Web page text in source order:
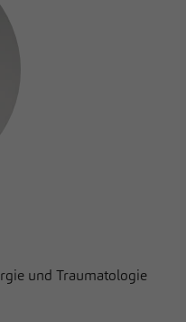
und Traumatologie